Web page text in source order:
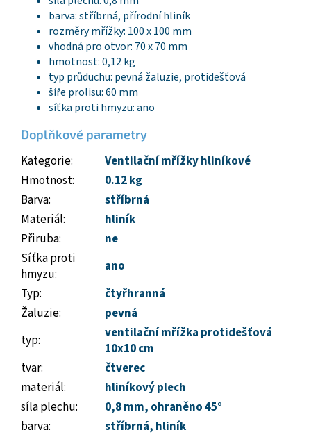
barva: stříbrná, přírodní hliník
rozměry mřížky: 100 x 100 mm
vhodná pro otvor: 70 x 70 mm
hmotnost: 0,12 kg
typ průduchu: pevná žaluzie, protidešťová
šíře prolisu: 60 mm
síťka proti hmyzu: ano
Doplňkové parametry
Kategorie:
Ventilační mřížky hliníkové
Hmotnost:
0.12 kg
Barva:
stříbrná
Materiál:
hliník
Přiruba:
ne
Síťka proti
hmyzu:
ano
Typ:
čtyřhranná
Žaluzie:
pevná
typ:
ventilační mřížka protidešťová
10x10 cm
tvar:
čtverec
materiál:
hliníkový plech
síla plechu:
0,8 mm, ohraněno 45°
barva:
stříbrná, hliník